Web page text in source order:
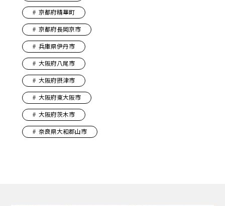
京都府精華町
京都府長岡京市
兵庫県伊丹市
大阪府八尾市
大阪府摂津市
大阪府東大阪市
大阪府茨木市
奈良県大和郡山市